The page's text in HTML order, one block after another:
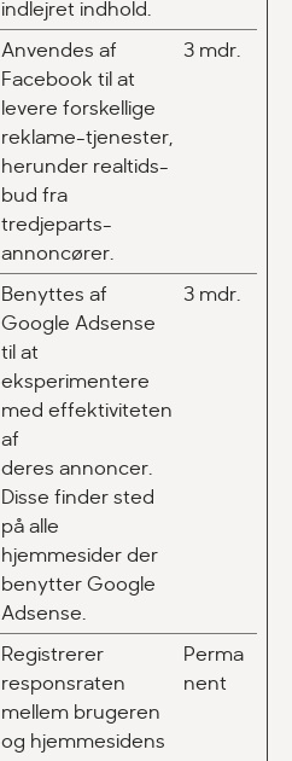
indlejret indhold.
Anvendes af
Facebook til at
levere forskellige
reklame-tjenester,
herunder realtids-
bud fra
tredjeparts-
annoncører.
3 mdr.
Benyttes af
Google Adsense
til at
eksperimentere
med effektiviteten
af
deres annoncer.
Disse finder sted
på alle
hjemmesider der
benytter Google
Adsense.
3 mdr.
Registrerer
responsraten
mellem brugeren
og hjemmesidens
Perma
nent